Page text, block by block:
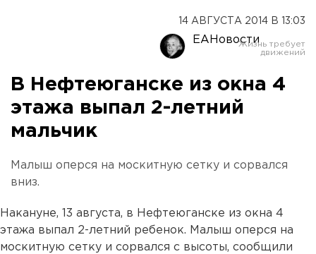
14 АВГУСТА 2014 В 13:03
ЕАНовости
В Нефтеюганске из окна 4
этажа выпал 2-летний
мальчик
Малыш оперся на москитную сетку и сорвался
вниз.
Накануне, 13 августа, в Нефтеюганске из окна 4
этажа выпал 2-летний ребенок. Малыш оперся на
москитную сетку и сорвался с высоты, сообщили